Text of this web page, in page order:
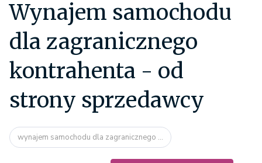
Wynajem samochodu
dla zagranicznego
kontrahenta - od
strony sprzedawcy
wynajem samochodu dla zagranicznego ...